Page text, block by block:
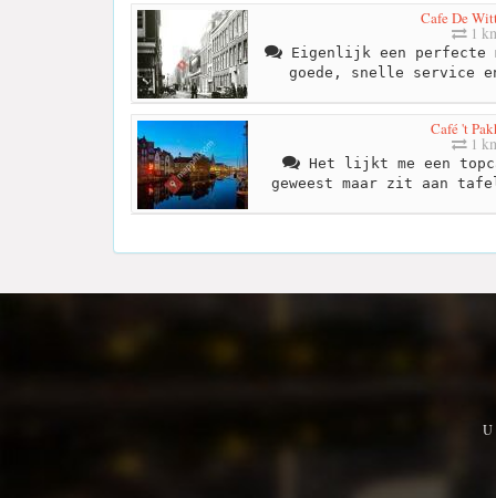
Cafe De
1
Eigenlijk een perfecte
goede, snelle service
Café 't
1
Het lijkt me een
geweest maar zit aan
U